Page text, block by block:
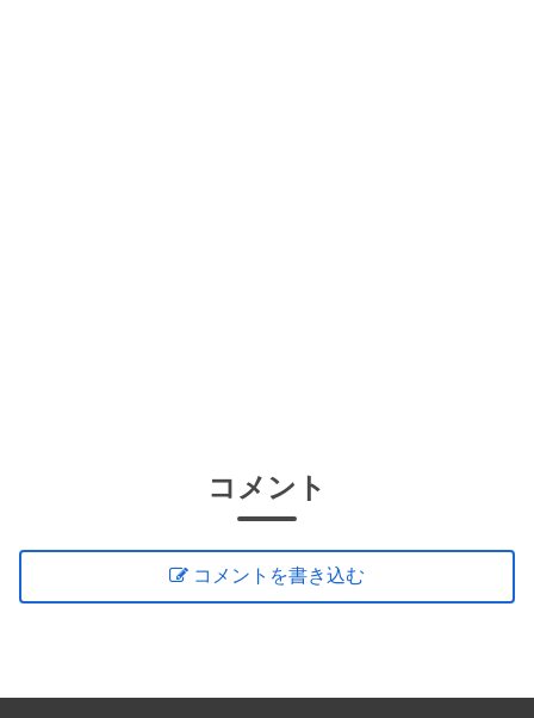
コメント
コメントを書き込む